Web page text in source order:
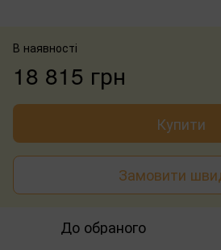
В наявності
18 815 грн
Купити
Замовити
До обраного